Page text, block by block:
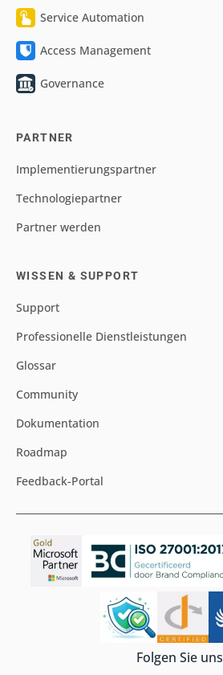
Service Automation
Access Management
Governance
PARTNER
Implementierungspartner
Technologiepartner
Partner werden
WISSEN & SUPPORT
Support
Professionelle Dienstleistungen
Glossar
Community
Dokumentation
Roadmap
Feedback-Portal
Folgen Sie uns